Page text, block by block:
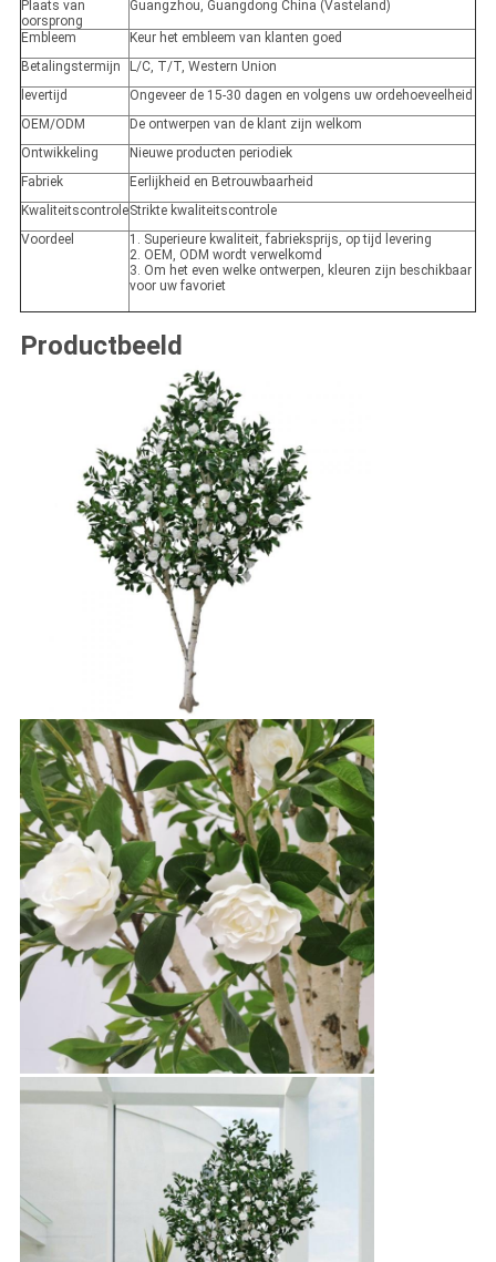
Plaats van
oorsprong
Guangzhou, Guangdong China (Vasteland)
Embleem
Keur het embleem van klanten goed
Betalingstermijn
L/C, T/T, Western Union
levertijd
Ongeveer de 15-30 dagen en volgens uw ordehoeveelheid
OEM/ODM
De ontwerpen van de klant zijn welkom
Ontwikkeling
Nieuwe producten periodiek
Fabriek
Eerlijkheid en Betrouwbaarheid
KwaliteitscontroleStrikte kwaliteitscontrole
Voordeel
1. Superieure kwaliteit, fabrieksprijs, op tijd levering
2. OEM, ODM wordt verwelkomd
3. Om het even welke ontwerpen, kleuren zijn beschikbaar
voor uw favoriet
Productbeeld